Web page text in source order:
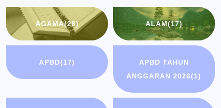
AGAMA(26) ALAM(17)
APBD(17)
APBD TAHUN
ANGGARAN 2026(1)